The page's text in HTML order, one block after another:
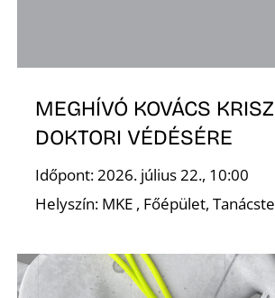
MEGHÍVÓ KOVÁCS
DOKTORI VÉDÉSÉRE
Időpont: 2026. július 22., 10:00
Helyszín: MKE , Főépület,